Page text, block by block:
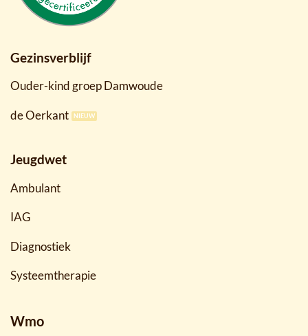
Gezinsverblijf
Ouder-kind groep Damwoude
de Oerkant
Jeugdwet
Ambulant
IAG
Diagnostiek
Systeemtherapie
Wmo